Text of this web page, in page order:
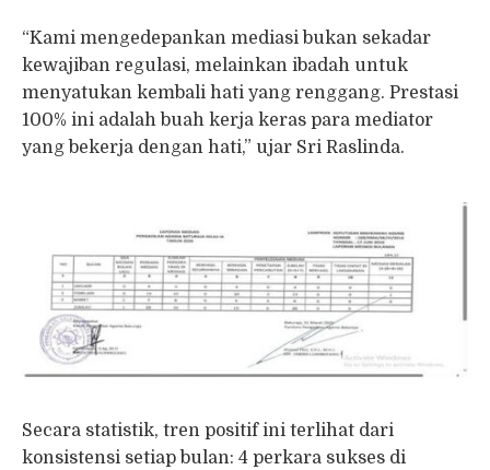
“Kami mengedepankan mediasi bukan sekadar
kewajiban regulasi, melainkan ibadah untuk
menyatukan kembali hati yang renggang. Prestasi
100% ini adalah buah kerja keras para mediator
yang bekerja dengan hati,” ujar Sri Raslinda.
Secara statistik, tren positif ini terlihat dari
konsistensi setiap bulan: 4 perkara sukses di